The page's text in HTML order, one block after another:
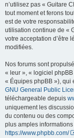
n’utilisez pas « Guitare
tout moment et ferons
est de votre
utilisation continue de «
votre acceptation d’être
modifiées.
Nos forums sont
« leur », « logiciel
« Équipes phpBB »), qui
GNU General Public
téléchargeable depuis
uniquement les
du contenu ou des
plus amples
https://www.phpbb.com/